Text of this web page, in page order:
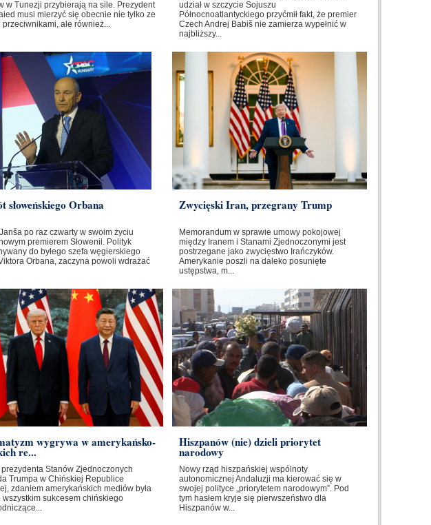
w Tunezji przybierają na sile. Prezydent
musi mierzyć się obecnie nie tylko ze
przeciwnikami, ale również...
udział w szczycie Sojuszu
Północnoatlantyckiego przyćmił fakt, że premier
Czech Andrej Babiš nie zamierza wypełnić w
najbliższy...
słoweńskiego Orbana
po raz czwarty w swoim życiu
premierem Słowenii. Polityk
do byłego szefa węgierskiego
Orbana, zaczyna powoli wdrażać
Zwycięski Iran, przegrany Trump
Memorandum w sprawie umowy pokojowej
między Iranem i Stanami Zjednoczonymi jest
postrzegane jako zwycięstwo Irańczyków.
Amerykanie poszli na daleko posunięte
ustępstwa, m...
wygrywa w amerykańsko-
re...
prezydenta Stanów Zjednoczonych
Trumpa w Chińskiej Republice
zdaniem amerykańskich mediów była
wszystkim sukcesem chińskiego
Hiszpanów (nie) dzieli priorytet
narodowy
Nowy rząd hiszpańskiej wspólnoty
autonomicznej Andaluzji ma kierować się w
swojej polityce „priorytetem narodowym”. Pod
tym hasłem kryje się pierwszeństwo dla
Hiszpanów w...